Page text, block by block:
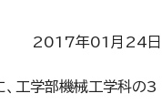
2017年01月24日
、工学部機械工学科の3